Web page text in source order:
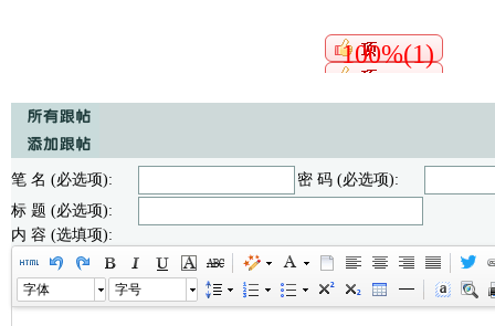
100%(1)
笔 名 (必选项):
密 码 (必选项):
标 题 (必选项):
内 容 (选填项):
字体 字号